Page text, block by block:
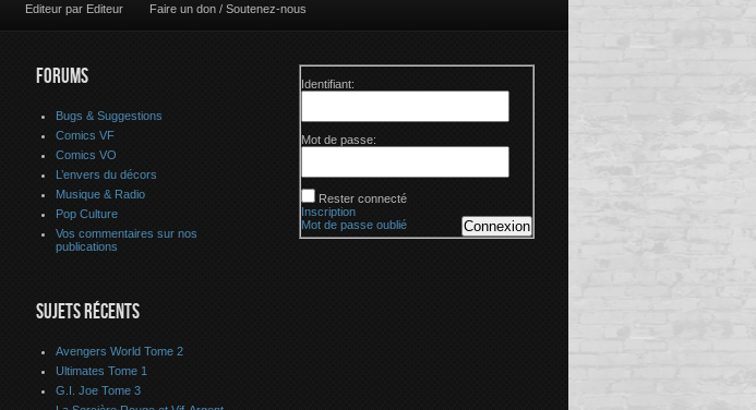
Editeur par Editeur Faire un don / Soutenez-nous
FORUMS
Bugs & Suggestions
Comics VF
Comics VO
L’envers du décors
Musique & Radio
Pop Culture
Vos commentaires sur nos
publications
SUJETS RÉCENTS
Avengers World Tome 2
Ultimates Tome 1
G.I. Joe Tome 3
Identifiant:
Mot de passe:
Rester connecté
Connexion
Inscription
Mot de passe oublié